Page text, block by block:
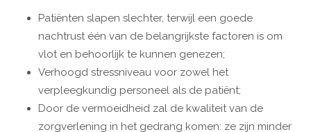
Patiënten slapen slechter, terwijl een goede
nachtrust één van de belangrijkste factoren is om
vlot en behoorlijk te kunnen genezen;
Verhoogd stressniveau voor zowel het
verpleegkundig personeel als de patiënt;
Door de vermoeidheid zal de kwaliteit van de
zorgverlening in het gedrang komen: ze zijn minder